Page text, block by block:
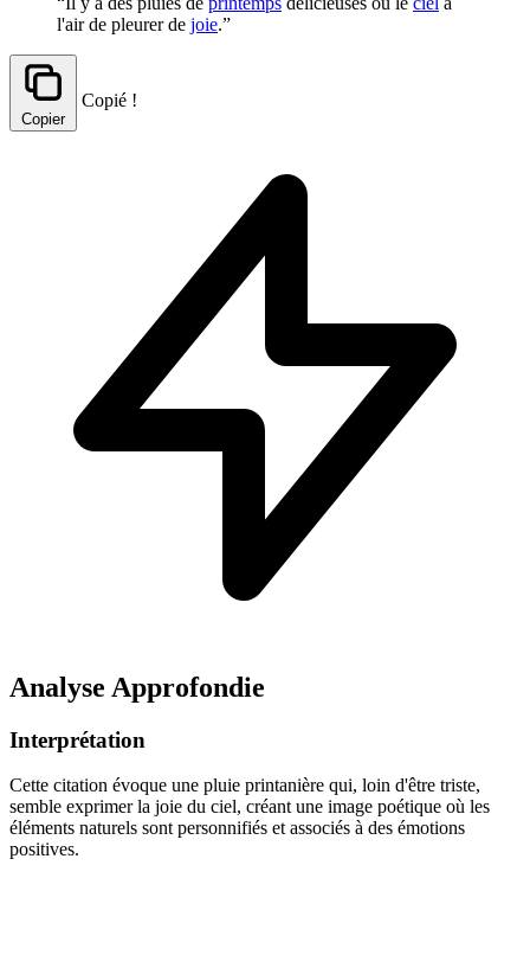
l'air de pleurer de joie.”
Copier
Copié !
Analyse Approfondie
Interprétation
Cette citation évoque une pluie printanière qui, loin d'être triste,
semble exprimer la joie du ciel, créant une image poétique où les
éléments naturels sont personnifiés et associés à des émotions
positives.